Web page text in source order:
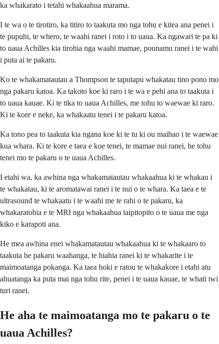
ka whakarato i tetahi whakaahua marama.
I te wa o te tirotiro, ka titiro to taakuta mo nga tohu e kitea ana penei i
te pupuhi, te whero, te waahi ranei i roto i to uaua. Ka ngawari te pa ki
to uaua Achilles kia tirohia nga waahi mamae, pounamu ranei i te wahi
i puta ai te pakaru.
Ko te whakamatautau a Thompson te taputapu whakatau tino pono mo
nga pakaru katoa. Ka takoto koe ki raro i te wa e pehi ana to taakuta i
to uaua kauae. Ki te tika to uaua Achilles, me tohu to waewae ki raro.
Ki te kore e neke, ka whakaatu tenei i te pakaru katoa.
Ka tono pea to taakuta kia ngana koe ki te tu ki ou maihao i te waewae
kua whara. Ki te kore e taea e koe tenei, te mamae nui ranei, he tohu
tenei mo te pakaru o te uaua Achilles.
I etahi wa, ka awhina nga whakamatautau whakaahua ki te whakau i
te whakatau, ki te aromatawai ranei i te nui o te whara. Ka taea e te
ultrasound te whakaatu i te waahi me te rahi o te pakaru, ka
whakaratohia e te MRI nga whakaahua taipitopito o te uaua me nga
kiko e karapoti ana.
He mea awhina enei whakamatautau whakaahua ki te whakaaro to
taakuta he pakaru waahanga, te hiahia ranei ki te whakarite i te
maimoatanga pokanga. Ka taea hoki e ratou te whakakore i etahi atu
ahuatanga ka puta mai nga tohu rite, penei i te uaua kauae, te whati iwi
turi ranei.
He aha te maimoatanga mo te pakaru o te
uaua Achilles?